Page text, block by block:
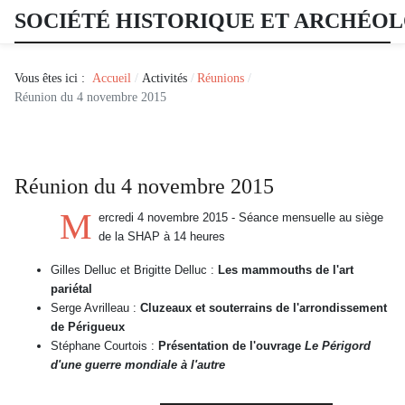
SOCIÉTÉ HISTORIQUE ET
Vous êtes ici : Accueil Activités
Réunions
Réunion du 4 novembre 2015
Réunion du 4 novembre 2015
M ercredi 4 novembre 2015 - Séance mensuelle au siège
de la SHAP à 14 heures
Gilles Delluc et Brigitte Delluc : Les mammouths de l'art
pariétal
Serge Avrilleau : Cluzeaux et souterrains de l'arrondissement
de Périgueux
Stéphane Courtois : Présentation de l'ouvrage Le Périgord
d'une guerre mondiale à l'autre